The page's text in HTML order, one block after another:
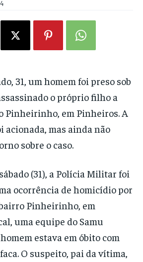
31, um homem foi preso sob
o próprio filho a
Pinheirinho, em Pinheiros. A
mas ainda não
sobre o caso.
(31), a Polícia Militar foi
ocorrência de homicídio por
Pinheirinho, em
uma equipe do Samu
estava em óbito com
O suspeito, pai da vítima,